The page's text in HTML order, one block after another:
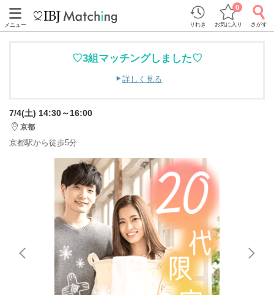
メニュー りれき お気に入り
0
さがす
♡3組マッチングしました♡
詳しく見る
7/4(土) 14:30～16:00
京都
京都駅から徒歩5分